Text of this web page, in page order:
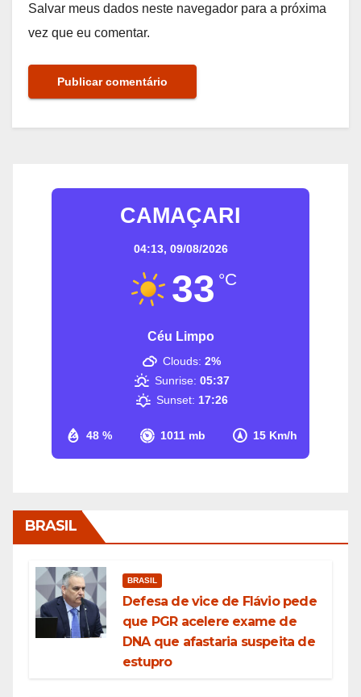
Salvar meus dados neste navegador para a próxima
vez que eu comentar.
CAMAÇARI
04:13, 09/08/2026
33 °C
Céu Limpo
48 % 1011 mb 15 Km/h
Clouds: 2%
Sunrise: 05:37
Sunset: 17:26
BRASIL
BRASIL
Defesa de vice de Flávio pede
que PGR acelere exame de
DNA que afastaria suspeita de
estupro